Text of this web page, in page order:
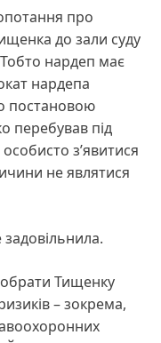
про
до зали суду
Тобто нардеп має
нардепа
постановою
перебував під
з’явитися
не являтися
Тищенку
– зокрема,